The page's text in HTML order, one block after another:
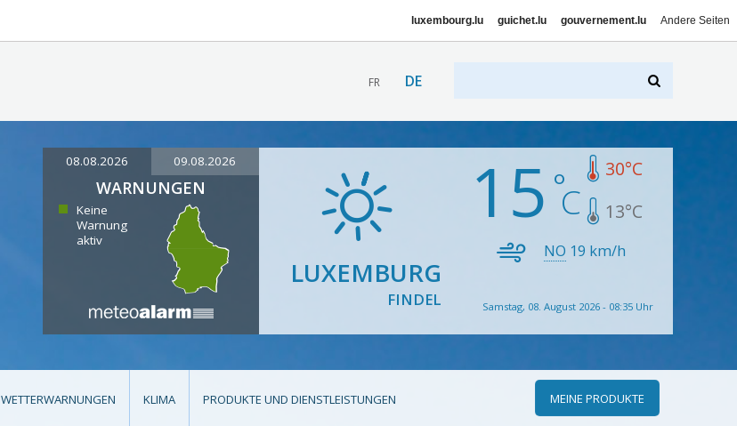
luxembourg.lu guichet.lu gouvernement.lu Andere Seiten
FR DE
08.08.2026 09.08.2026
WARNUNGEN
Keine
Warnung
aktiv
LUXEMBURG
FINDEL
15 30°C
13°C
NO 19 km/h
Samstag, 08. August 2026 - 08:35 Uhr
WETTERWARNUNGEN KLIMA PRODUKTE UND DIENSTLEISTUNGEN MEINE PRODUKTE